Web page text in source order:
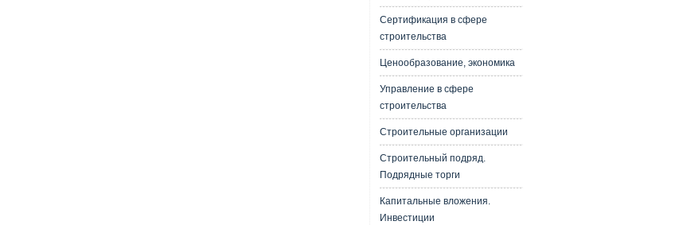
Сертификация в сфере
строительства
Ценообразование, экономика
Управление в сфере
строительства
Строительные организации
Строительный подряд.
Подрядные торги
Капитальные вложения.
Инвестиции